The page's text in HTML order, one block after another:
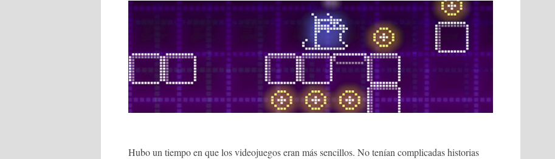
Hubo un tiempo en que los videojuegos eran más sencillos. No tenían complicadas historias